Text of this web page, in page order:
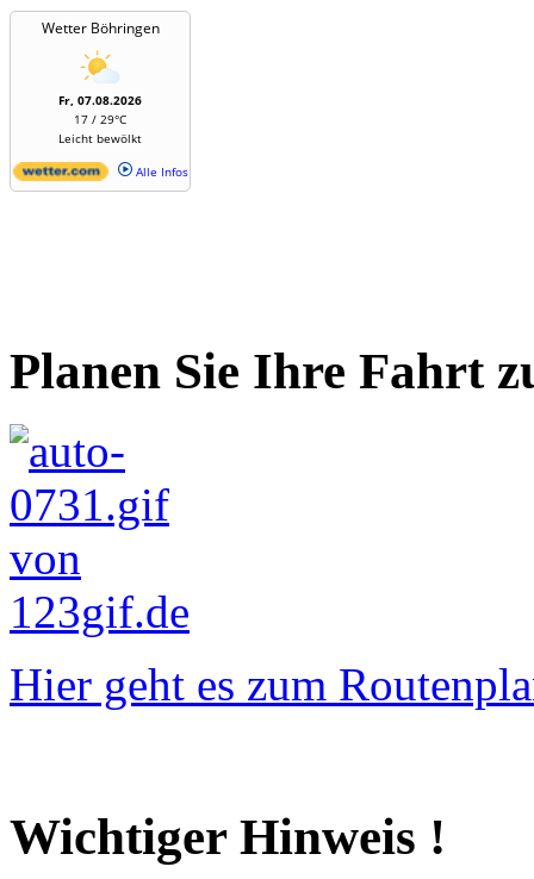
Wetter Böhringen
Fr, 07.08.2026
17 / 29°C
Leicht bewölkt
Alle Infos
Planen Sie Ihre Fahrt
Hier geht es zum
Wichtiger Hinweis !